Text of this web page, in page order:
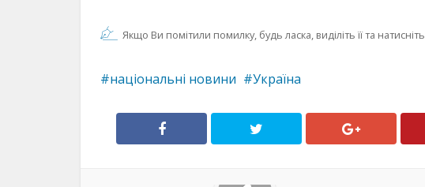
Якщо Ви помітили помилку, будь ласка, виділіть її та натисніть
національні новини Україна